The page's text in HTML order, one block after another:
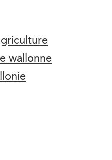
wallonne